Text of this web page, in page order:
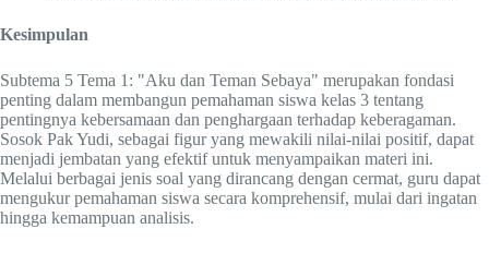
Kesimpulan
Subtema 5 Tema 1: "Aku dan Teman Sebaya" merupakan fondasi
penting dalam membangun pemahaman siswa kelas 3 tentang
pentingnya kebersamaan dan penghargaan terhadap keberagaman.
Sosok Pak Yudi, sebagai figur yang mewakili nilai-nilai positif, dapat
menjadi jembatan yang efektif untuk menyampaikan materi ini.
Melalui berbagai jenis soal yang dirancang dengan cermat, guru dapat
mengukur pemahaman siswa secara komprehensif, mulai dari ingatan
hingga kemampuan analisis.